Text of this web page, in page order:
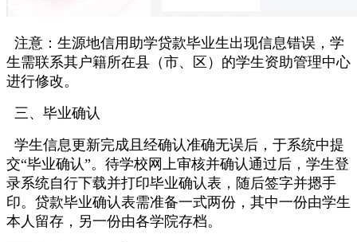
注意：生源地信用助学贷款毕业生出现信息错误，学
生需联系其户籍所在县（市、区）的学生资助管理中心
进行修改。
三、毕业确认
学生信息更新完成且经确认准确无误后，于系统中提
交“毕业确认”。待学校网上审核并确认通过后，学生登
录系统自行下载并打印毕业确认表，随后签字并摁手
印。贷款毕业确认表需准备一式两份，其中一份由学生
本人留存，另一份由各学院存档。